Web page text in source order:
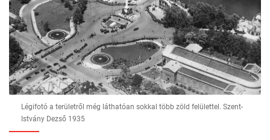
Légifotó a területről még láthatóan sokkal több zöld felülettel. Szent-
Istvány Dezső 1935